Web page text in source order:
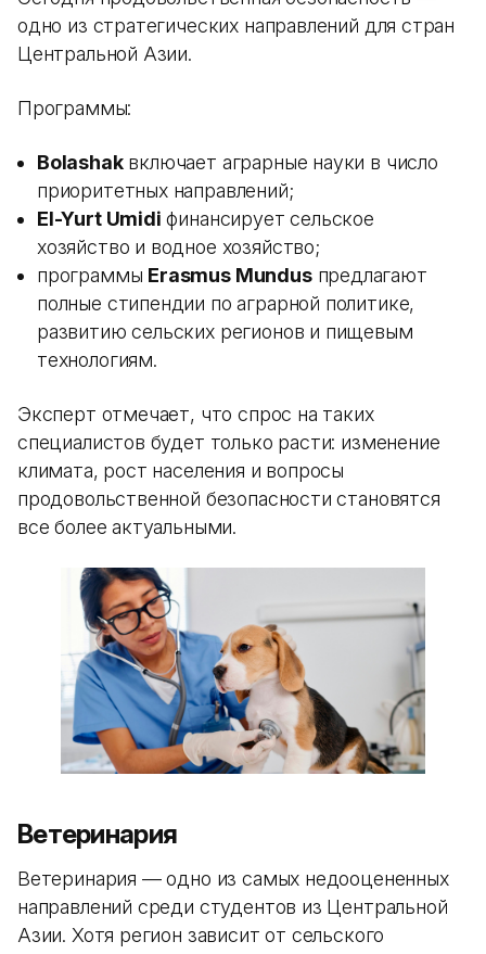
одно из стратегических направлений для стран
Центральной Азии.
Программы:
Bolashakвключает аграрные науки в число
приоритетных направлений;
El-Yurt Umidi финансирует сельское
хозяйство и водное хозяйство;
программы Erasmus Mundusпредлагают
полные стипендии по аграрной политике,
развитию сельских регионов и пищевым
технологиям.
Эксперт отмечает, что спрос на таких
специалистов будет только расти: изменение
климата, рост населения и вопросы
продовольственной безопасности становятся
все более актуальными.
Ветеринария
Ветеринария — одно из самых недооцененных
направлений среди студентов из Центральной
Азии. Хотя регион зависит от сельского